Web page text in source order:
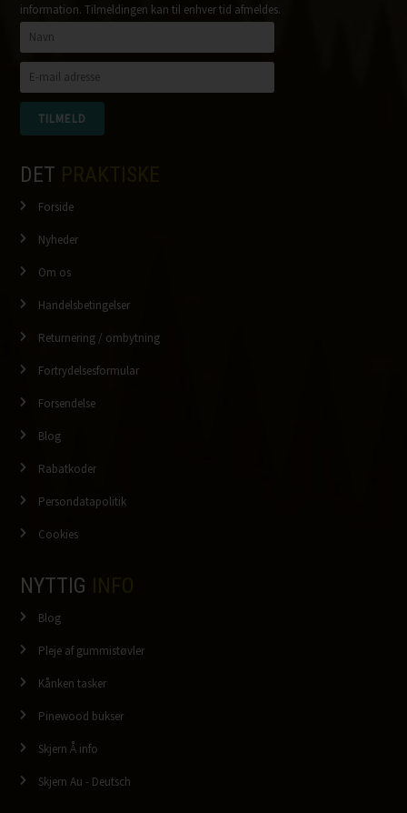
information. Tilmeldingen kan til enhver tid afmeldes.
DET
Forside
Nyheder
Om os
Handelsbetingelser
Returnering / ombytning
Fortrydelsesformular
Forsendelse
Blog
Rabatkoder
Persondatapolitik
Cookies
NYTTIG
Blog
Pleje af gummistøvler
Kånken tasker
Pinewood bukser
Skjern Å info
Skjern Au - Deutsch